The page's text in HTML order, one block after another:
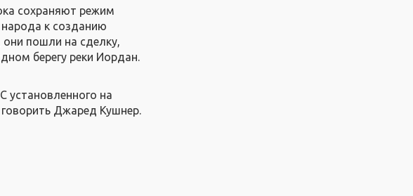
сохраняют режим
к созданию
они пошли на сделку,
берегу реки Иордан.
установленного на
Джаред Кушнер.